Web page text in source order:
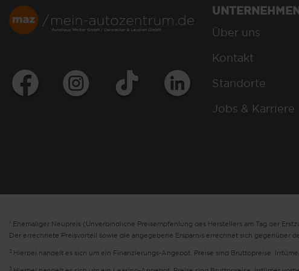
Über uns
Kontakt
Standorte
Jobs & Karriere
1 Ehemaliger Neupreis (Unverbindliche Preisempfehlung des Herstellers am Tag der
Der errechnete Preisvorteil sowie die angegebene Ersparnis errechnet sich gegenüber
2 Hierbei handelt es sich um ein Finanzierungs-Angebot. Preise sind Bruttopreise.
3